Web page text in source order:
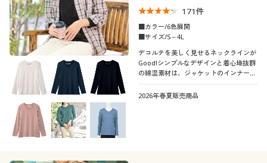
171件
■カラー/6色展開
■サイズ/S～4L
デコルテを美しく見せるネックラインが
Good!シンプルなデザインと着心地抜群
の綿混素材は、ジャケットのインナーと
してもぴったり
2026年春夏販売商品